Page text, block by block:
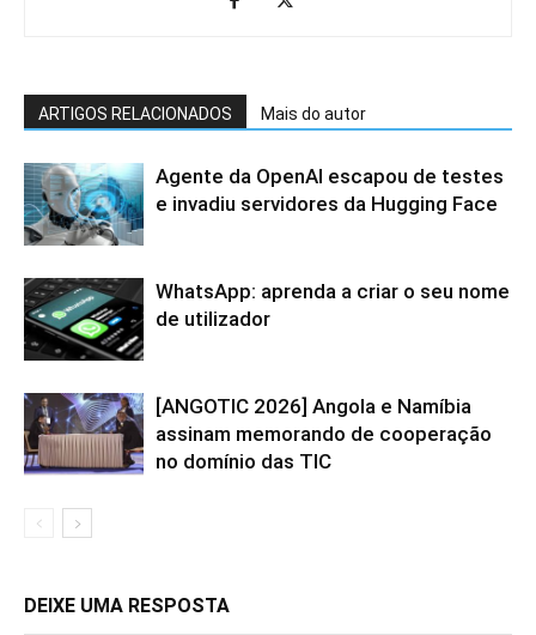
ARTIGOS RELACIONADOS Mais do autor
Agente da OpenAI escapou de testes
e invadiu servidores da Hugging Face
WhatsApp: aprenda a criar o seu nome
de utilizador
[ANGOTIC 2026] Angola e Namíbia
assinam memorando de cooperação
no domínio das TIC
DEIXE UMA RESPOSTA